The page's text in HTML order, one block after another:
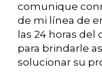
comunique
de mi línea de
las 24 horas del
para brindarle
solucionar su